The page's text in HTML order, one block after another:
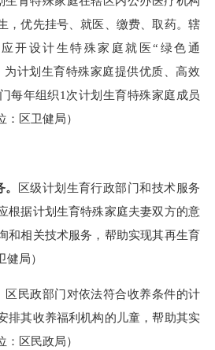
，优先挂号、就医、缴费、取药。辖
开设计生特殊家庭就医“绿色通
为计划生育特殊家庭提供优质、高效
每年组织1次计划生育特殊家庭成员
区卫健局）
区级计划生育行政部门和技术服务
根据计划生育特殊家庭夫妻双方的意
和相关技术服务，帮助实现其再生育
局）
区民政部门对依法符合收养条件的计
排其收养福利机构的儿童，帮助其实
区民政局）